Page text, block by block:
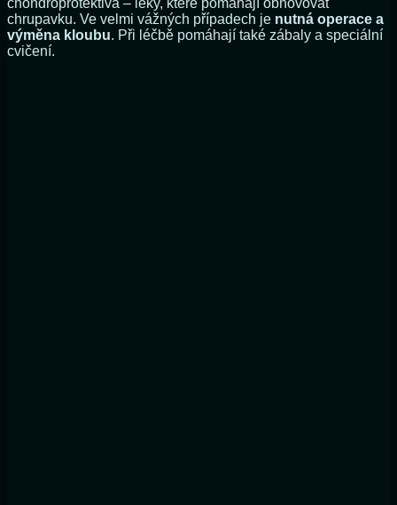
chrupavku. Ve velmi vážných případech je nutná operace a
výměna kloubu. Při léčbě pomáhají také zábaly a speciální
cvičení.